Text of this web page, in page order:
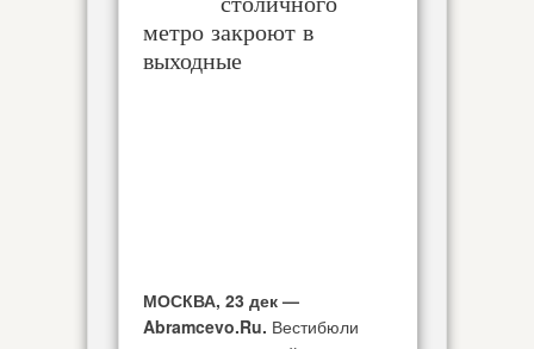
метро закроют в
выходные
МОСКВА, 23 дек —
Abramcevo.Ru. Вестибюли